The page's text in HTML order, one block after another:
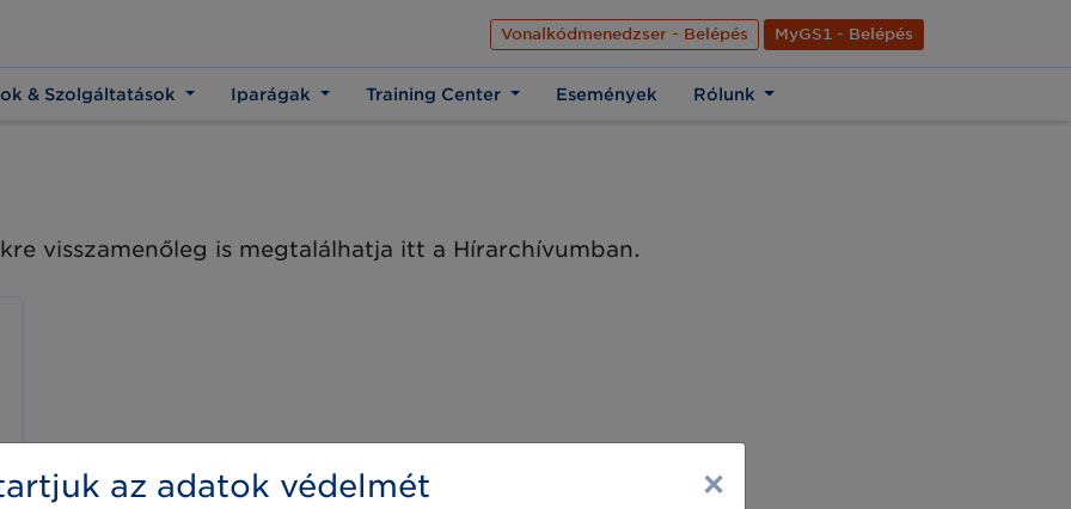
Az üzleti élet közös nyelve Hírek Kapcsolat Rólunk
EN
Vonalkódmenedzser - Belépés
MyGS1 - Belépés
& Szolgáltatások Iparágak Training Center Események Rólunk
visszamenőleg is megtalálhatja itt a Hírarchívumban.
az adatok védelmét ×